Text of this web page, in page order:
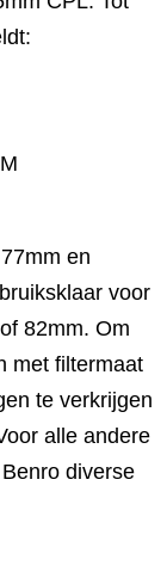
en
voor
82mm. Om
met filtermaat
te verkrijgen
alle andere
diverse